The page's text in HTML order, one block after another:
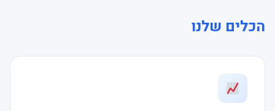
הכלים שלנו